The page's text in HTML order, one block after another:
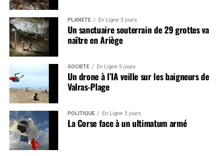
PLANÈTE En Ligne 3 jours
Un sanctuaire souterrain de 29 grottes va
naître en Ariège
SOCIÉTÉ En Ligne 5 jours
Un drone à l’IA veille sur les baigneurs de
Valras-Plage
POLITIQUE En Ligne 3 jours
La Corse face à un ultimatum armé